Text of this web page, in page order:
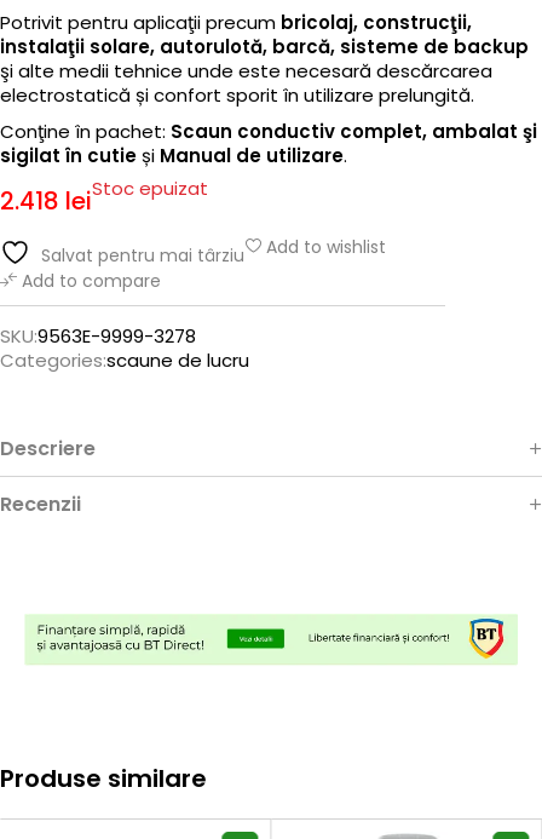
Potrivit pentru aplicaţii precum bricolaj, construcţii,
instalaţii solare, autorulotă, barcă, sisteme de backup
şi alte medii tehnice unde este necesară descărcarea
electrostatică și confort sporit în utilizare prelungită.
Conţine în pachet: Scaun conductiv complet, ambalat şi
sigilat în cutieși Manual de utilizare.
2.418 leiStoc epuizat
Salvat pentru mai târziu
Add to wishlist
Add to compare
SKU:9563E-9999-3278
Categories:scaune de lucru
Descriere
Recenzii
Produse similare